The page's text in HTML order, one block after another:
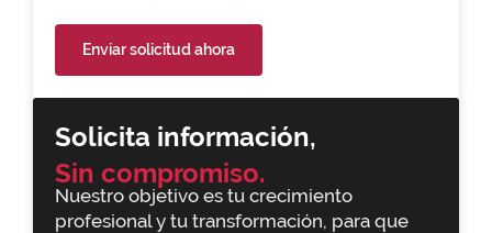
Solicita información,
Sin compromiso.
Nuestro objetivo es tu crecimiento
profesional y tu transformación, para que
Enviar solicitud ahora